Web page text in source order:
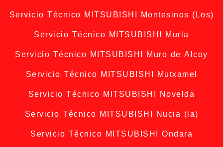
Servicio Técnico MITSUBISHI Montesinos (Los)
Servicio Técnico MITSUBISHI Murla
Servicio Técnico MITSUBISHI Muro de Alcoy
Servicio Técnico MITSUBISHI Mutxamel
Servicio Técnico MITSUBISHI Novelda
Servicio Técnico MITSUBISHI Nucia (la)
Servicio Técnico MITSUBISHI Ondara